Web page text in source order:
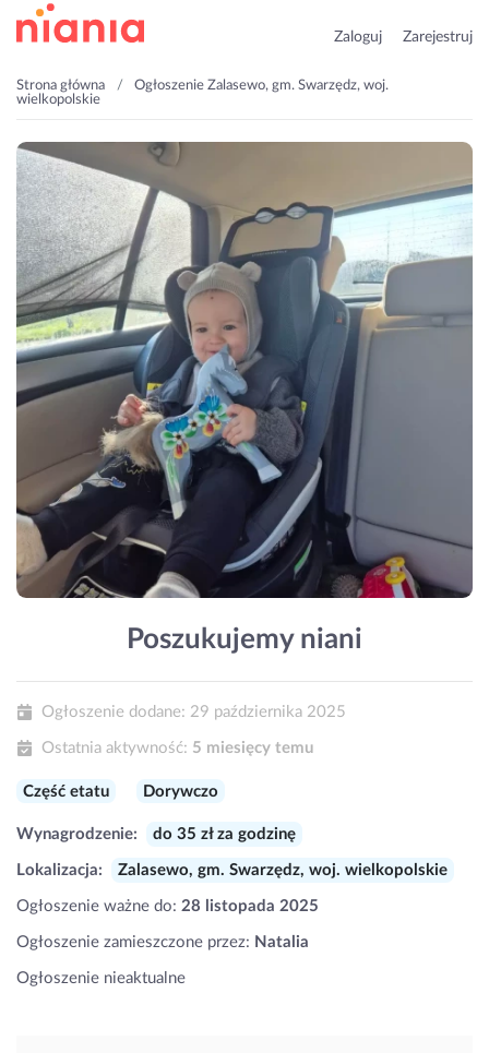
Zaloguj Zarejestruj
Strona główna
Ogłoszenie Zalasewo, gm. Swarzędz, woj.
wielkopolskie
Poszukujemy niani
Ogłoszenie dodane: 29 października 2025
Ostatnia aktywność: 5 miesięcy temu
Część etatu Dorywczo
Wynagrodzenie: do 35 zł za godzinę
Lokalizacja: Zalasewo, gm. Swarzędz, woj. wielkopolskie
Ogłoszenie ważne do: 28 listopada 2025
Ogłoszenie zamieszczone przez: Natalia
Ogłoszenie nieaktualne